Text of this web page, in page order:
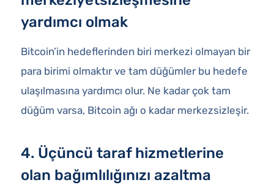
yardımcı olmak
Bitcoin’in hedeflerinden biri merkezi olmayan bir
para birimi olmaktır ve tam düğümler bu hedefe
ulaşılmasına yardımcı olur. Ne kadar çok tam
düğüm varsa, Bitcoin ağı o kadar merkezsizleşir.
4. Üçüncü taraf hizmetlerine
olan bağımlılığınızı azaltma